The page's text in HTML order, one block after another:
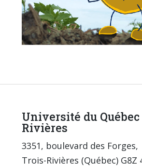
Université du
Rivières
3351, boulevard des Forges,
Trois-Rivières (Québec) G8Z